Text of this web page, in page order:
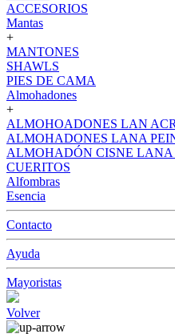
ACCESORIOS
Mantas
+
MANTONES
SHAWLS
PIES DE CAMA
Almohadones
+
ALMOHOADONES LAN
ALMOHADONES LANA
ALMOHADÓN CISNE
CUERITOS
Alfombras
Esencia
Contacto
Ayuda
Mayoristas
Volver